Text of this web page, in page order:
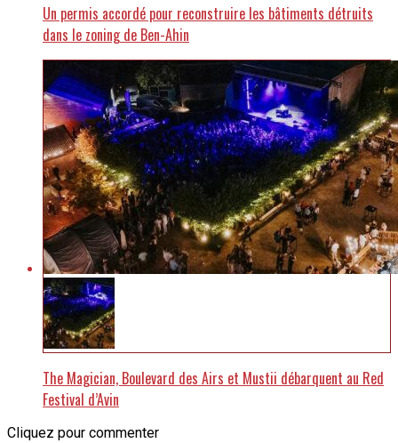
Un permis accordé pour reconstruire les bâtiments détruits
dans le zoning de Ben-Ahin
The Magician, Boulevard des Airs et Mustii débarquent au Red
Festival d’Avin
Cliquez pour commenter